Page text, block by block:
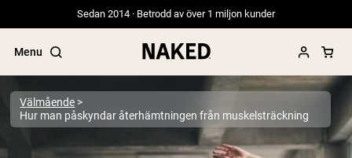
Sedan 2014 · Betrodd av över 1 miljon kunder
Menu
Välmående
Hur man påskyndar återhämtningen från muskelsträckning